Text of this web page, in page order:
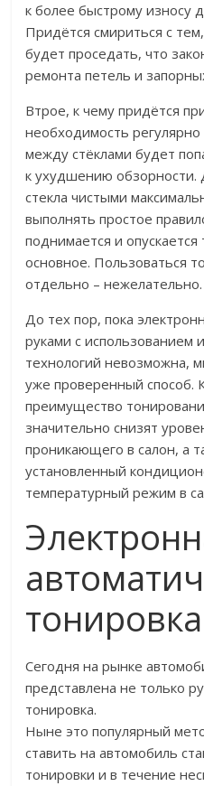
к более быстрому износу
Придётся смириться с
будет проседать, что
ремонта петель и
Втрое, к чему придётся
необходимость
между стёклами будет
к ухудшению обзорности.
стекла чистыми
выполнять простое
поднимается и опускается
основное. Пользоваться
отдельно – нежелательно.
До тех пор, пока
руками с использованием
технологий невозможна,
уже проверенный способ.
преимущество
значительно снизят
проникающего в салон, а
установленный
температурный режим в
тонировка
Сегодня на рынке
представлена не только
тонировка.
Ныне это популярный
ставить на автомобиль
тонировки и в течение